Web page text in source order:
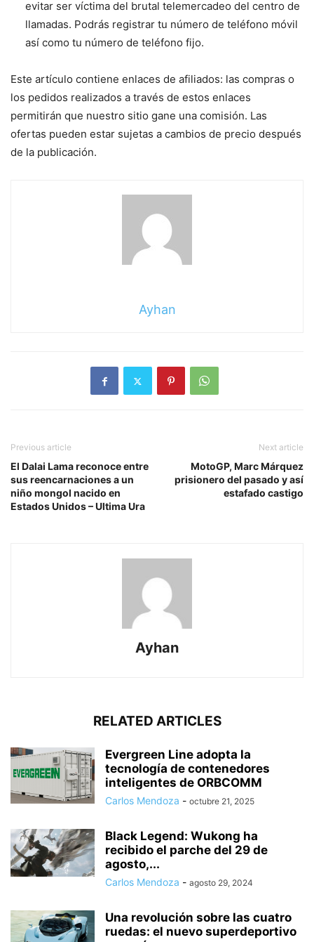
evitar ser víctima del brutal telemercadeo del centro de
llamadas. Podrás registrar tu número de teléfono móvil
así como tu número de teléfono fijo.
Este artículo contiene enlaces de afiliados: las compras o
los pedidos realizados a través de estos enlaces
permitirán que nuestro sitio gane una comisión. Las
ofertas pueden estar sujetas a cambios de precio después
de la publicación.
Ayhan
Previous article
El Dalai Lama reconoce entre
sus reencarnaciones a un
niño mongol nacido en
Estados Unidos – Ultima Ura
Next article
MotoGP, Marc Márquez
prisionero del pasado y así
estafado castigo
Ayhan
RELATED ARTICLES
Evergreen Line adopta la
tecnología de contenedores
inteligentes de ORBCOMM
Carlos Mendoza - octubre 21, 2025
Black Legend: Wukong ha
recibido el parche del 29 de
agosto,...
Carlos Mendoza - agosto 29, 2024
Una revolución sobre las cuatro
ruedas: el nuevo superdeportivo